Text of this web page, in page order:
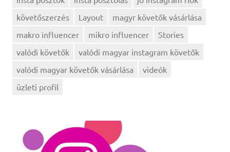
követőszerzés
Layout
magyr követők vásárlása
makro influencer
mikro influencer
Stories
valódi követők
valódi magyar instagram követők
valódi magyar követők vásárlása
videók
üzleti profil